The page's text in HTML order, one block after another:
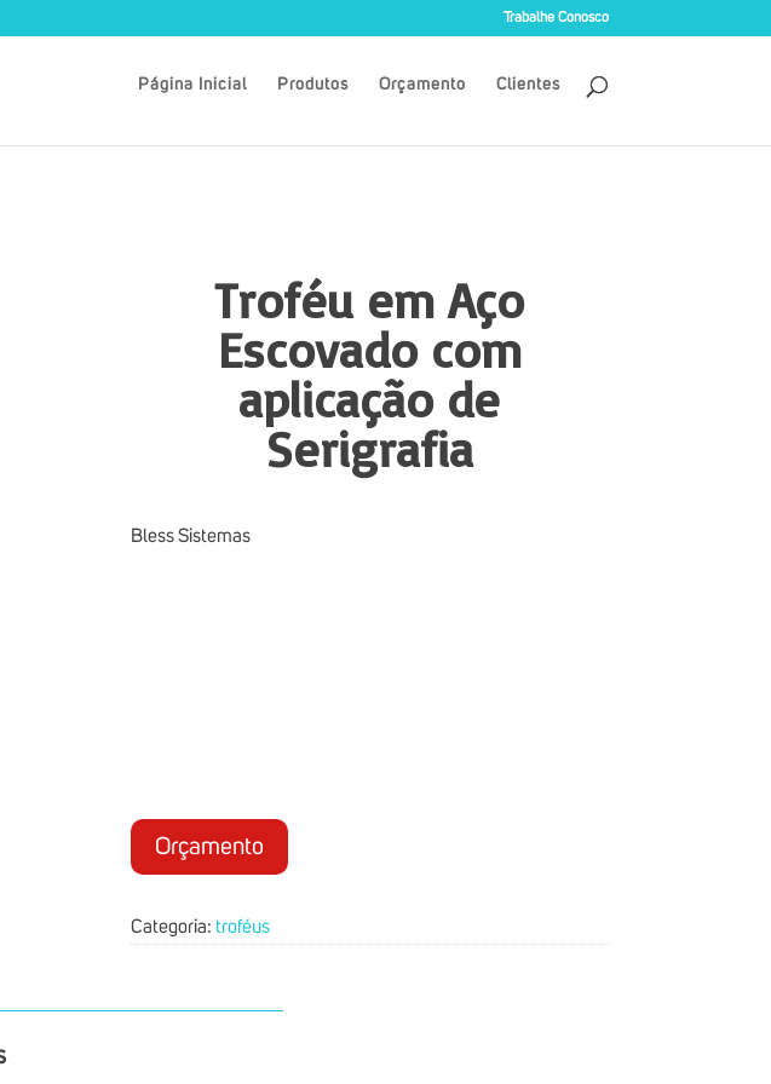
Trabalhe Conosco
Página Inicial Produtos Orçamento Clientes
Troféu em Aço
Escovado com
aplicação de
Serigrafia
Bless Sistemas
Orçamento
Categoria: troféus